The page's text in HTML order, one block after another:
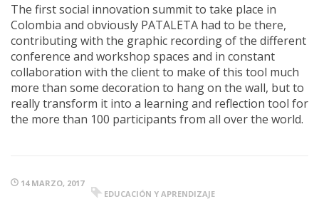
The first social innovation summit to take place in
Colombia and obviously PATALETA had to be there,
contributing with the graphic recording of the different
conference and workshop spaces and in constant
collaboration with the client to make of this tool much
more than some decoration to hang on the wall, but to
really transform it into a learning and reflection tool for
the more than 100 participants from all over the world.
14 MARZO, 2017
EDUCACIÓN Y APRENDIZAJE